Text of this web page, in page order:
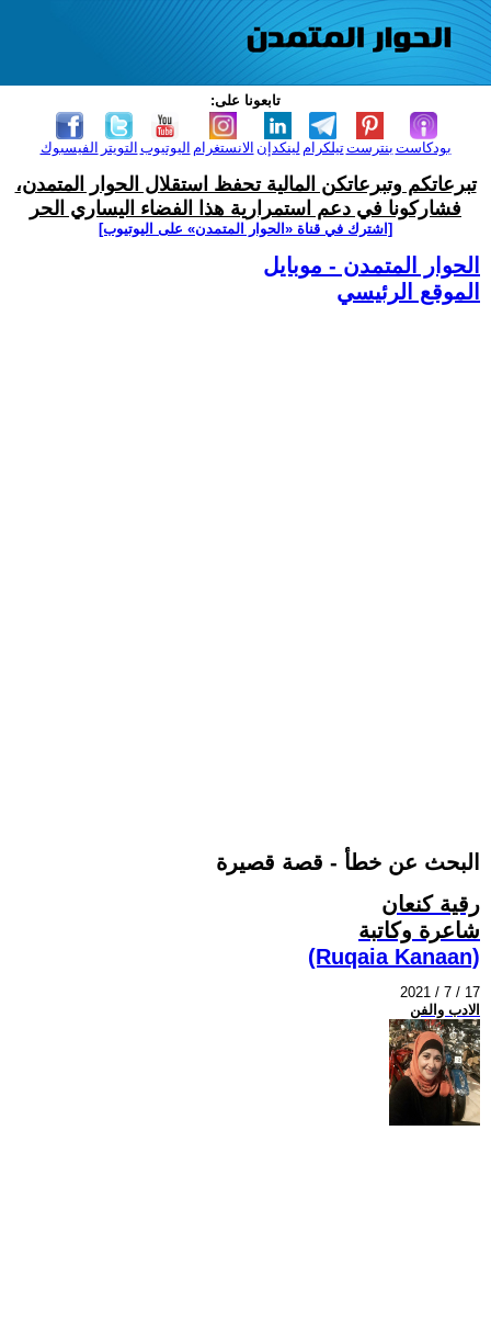
تابعونا على:
الفيسبوك التويتر اليوتيوب الانستغرام لينكدإن تيلكرامبنترست بودكاست
تبرعاتكم وتبرعاتكن المالية تحفظ استقلال الحوار المتمدن،
فشاركونا في دعم استمرارية هذا الفضاء اليساري الحر
[اشترك في قناة ‫«الحوار المتمدن» على اليوتيوب]
الحوار المتمدن - موبايل
الموقع الرئيسي
البحث عن خطأ - قصة قصيرة
رقية كنعان
شاعرة وكاتبة
(Ruqaia Kanaan)
2021 / 7 / 17
الادب والفن